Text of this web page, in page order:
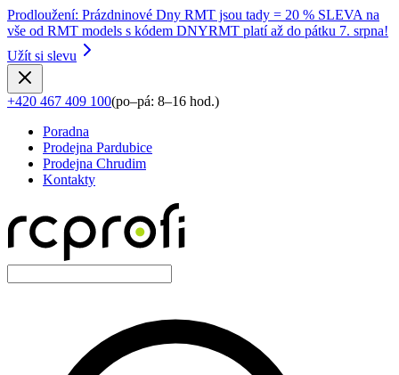
Prodloužení: Prázdninové Dny RMT jsou tady = 20 % SLEVA na
vše od RMT models s kódem DNYRMT platí až do pátku 7. srpna!
Užít si slevu
+420 467 409 100(po–pá: 8–16 hod.)
Poradna
Prodejna Pardubice
Prodejna Chrudim
Kontakty